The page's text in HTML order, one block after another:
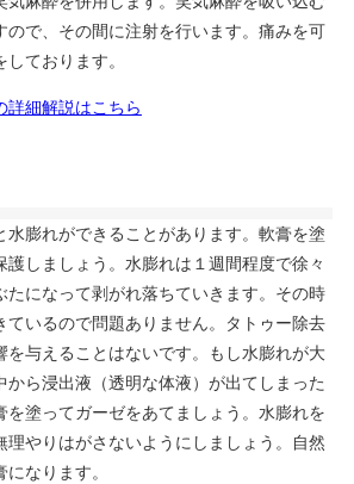
ので、その間に注射を行います。痛みを可
ております。
詳細解説はこちら
水膨れができることがあります。軟膏を塗
護しましょう。水膨れは１週間程度で徐々
たになって剥がれ落ちていきます。その時
ているので問題ありません。タトゥー除去
を与えることはないです。もし水膨れが大
から浸出液（透明な体液）が出てしまった
を塗ってガーゼをあてましょう。水膨れを
理やりはがさないようにしましょう。自然
なります。